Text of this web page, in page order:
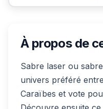
À propos de
Sabre laser ou
univers préféré
Caraïbes et vote